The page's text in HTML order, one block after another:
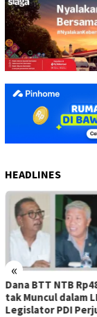
HEADLINES
«
WNA Asal Arab
Ditemukan
Piong Kabupaten